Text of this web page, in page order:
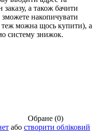
а також бачити
накопичувати
теж можна щось купити), а
систему знижок.
Обране (0)
або створити обліковий